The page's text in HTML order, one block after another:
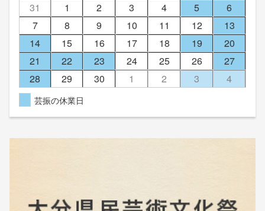
31
1 2 3 4 5
6
7
8 9 10 11 12
13
14
15 16 17 18 19
20
21
22 23 24 25 26
27
28
29 30 1 2 3 4
芸振の休業日